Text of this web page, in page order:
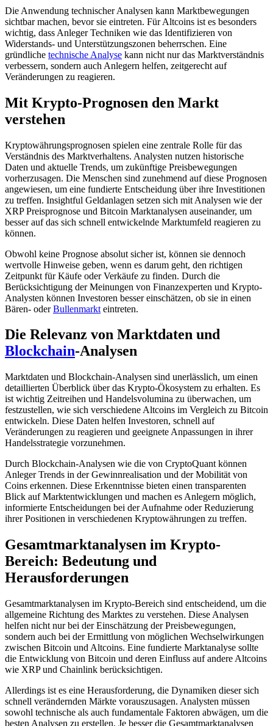
Die Anwendung technischer Analysen kann Marktbewegungen
sichtbar machen, bevor sie eintreten. Für Altcoins ist es besonders
wichtig, dass Anleger Techniken wie das Identifizieren von
Widerstands- und Unterstützungszonen beherrschen. Eine
gründliche technische Analyse kann nicht nur das Marktverständnis
verbessern, sondern auch Anlegern helfen, zeitgerecht auf
Veränderungen zu reagieren.
Mit Krypto-Prognosen den Markt
verstehen
Kryptowährungsprognosen spielen eine zentrale Rolle für das
Verständnis des Marktverhaltens. Analysten nutzen historische
Daten und aktuelle Trends, um zukünftige Preisbewegungen
vorherzusagen. Die Menschen sind zunehmend auf diese Prognosen
angewiesen, um eine fundierte Entscheidung über ihre Investitionen
zu treffen. Insightful Geldanlagen setzen sich mit Analysen wie der
XRP Preisprognose und Bitcoin Marktanalysen auseinander, um
besser auf das sich schnell entwickelnde Marktumfeld reagieren zu
können.
Obwohl keine Prognose absolut sicher ist, können sie dennoch
wertvolle Hinweise geben, wenn es darum geht, den richtigen
Zeitpunkt für Käufe oder Verkäufe zu finden. Durch die
Berücksichtigung der Meinungen von Finanzexperten und Krypto-
Analysten können Investoren besser einschätzen, ob sie in einen
Bären- oderBullenmarkt eintreten.
Die Relevanz von Marktdaten und
Blockchain-Analysen
Marktdaten und Blockchain-Analysen sind unerlässlich, um einen
detaillierten Überblick über das Krypto-Ökosystem zu erhalten. Es
ist wichtig Zeitreihen und Handelsvolumina zu überwachen, um
festzustellen, wie sich verschiedene Altcoins im Vergleich zu Bitcoin
entwickeln. Diese Daten helfen Investoren, schnell auf
Veränderungen zu reagieren und geeignete Anpassungen in ihrer
Handelsstrategie vorzunehmen.
Durch Blockchain-Analysen wie die von CryptoQuant können
Anleger Trends in der Gewinnrealisation und der Mobilität von
Coins erkennen. Diese Erkenntnisse bieten einen transparenten
Blick auf Marktentwicklungen und machen es Anlegern möglich,
informierte Entscheidungen bei der Aufnahme oder Reduzierung
ihrer Positionen in verschiedenen Kryptowährungen zu treffen.
Gesamtmarktanalysen im Krypto-
Bereich: Bedeutung und
Herausforderungen
Gesamtmarktanalysen im Krypto-Bereich sind entscheidend, um die
allgemeine Richtung des Marktes zu verstehen. Diese Analysen
helfen nicht nur bei der Einschätzung der Preisbewegungen,
sondern auch bei der Ermittlung von möglichen Wechselwirkungen
zwischen Bitcoin und Altcoins. Eine fundierte Marktanalyse sollte
die Entwicklung von Bitcoin und deren Einfluss auf andere Altcoins
wie XRP und Chainlink berücksichtigen.
Allerdings ist es eine Herausforderung, die Dynamiken dieser sich
schnell verändernden Märkte vorauszusagen. Analysten müssen
sowohl technische als auch fundamentale Faktoren abwägen, um die
besten Analysen zu erstellen. Je besser die Gesamtmarktanalysen